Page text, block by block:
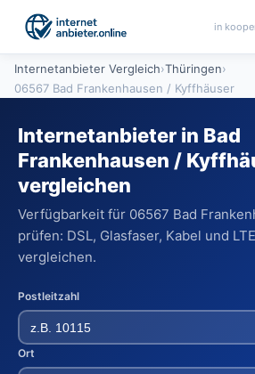
in
Internetanbieter Vergleich›Thüringen›
06567 Bad Frankenhausen / Kyffhäuser
Internetanbieter in Bad
Frankenhausen /
vergleichen
Verfügbarkeit für 06567 Bad
prüfen: DSL, Glasfaser, Kabel und
vergleichen.
Postleitzahl
Ort